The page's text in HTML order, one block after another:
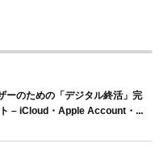
ーのための「デジタル終活」完
– iCloud・Apple Account・...